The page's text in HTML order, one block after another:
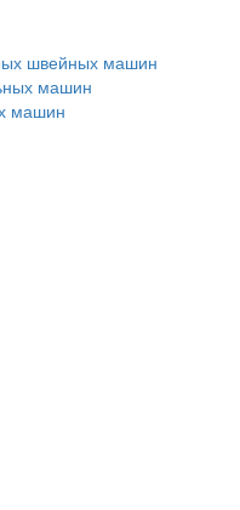
швейных машин
машин
машин